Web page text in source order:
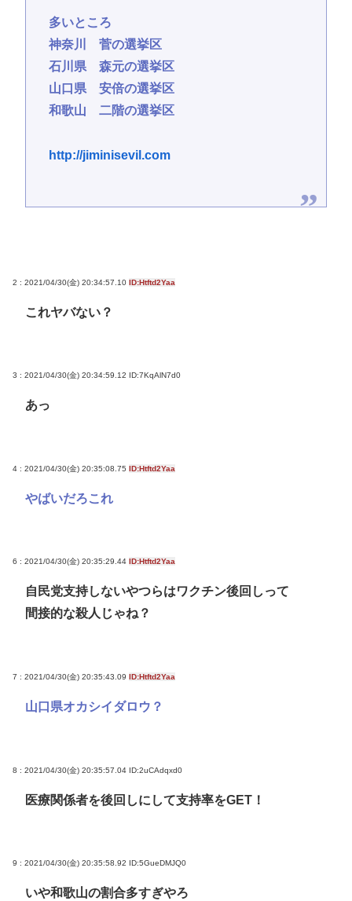
多いところ
神奈川 菅の選挙区
石川県 森元の選挙区
山口県 安倍の選挙区
和歌山 二階の選挙区
http://jiminisevil.com
2 : 2021/04/30(金) 20:34:57.10 ID:Htftd2Yaa
これヤバない？
3 : 2021/04/30(金) 20:34:59.12 ID:7KqAlN7d0
あっ
4 : 2021/04/30(金) 20:35:08.75 ID:Htftd2Yaa
やばいだろこれ
6 : 2021/04/30(金) 20:35:29.44 ID:Htftd2Yaa
自民党支持しないやつらはワクチン後回しって
間接的な殺人じゃね？
7 : 2021/04/30(金) 20:35:43.09 ID:Htftd2Yaa
山口県オカシイダロウ？
8 : 2021/04/30(金) 20:35:57.04 ID:2uCAdqxd0
医療関係者を後回しにして支持率をGET！
9 : 2021/04/30(金) 20:35:58.92 ID:5GueDMJQ0
いや和歌山の割合多すぎやろ